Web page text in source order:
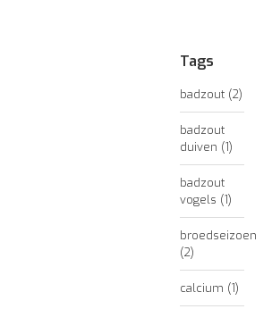
Tags
badzout (2)
badzout
duiven (1)
badzout
vogels (1)
broedseizoen
(2)
calcium (1)